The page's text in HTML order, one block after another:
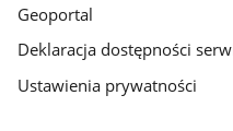
Geoportal
Deklaracja dostępności
Ustawienia prywatności